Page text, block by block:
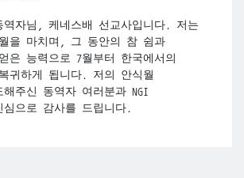
역자님, 케네스배 선교사입니다. 저는
을 마치며, 그 동안의 참 쉼과
은 능력으로 7월부터 한국에서의
귀하게 됩니다. 저의 안식월
해주신 동역자 여러분과 NGI
심으로 감사를 드립니다.